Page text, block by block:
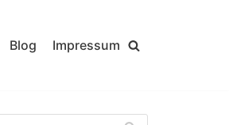
Blog Impressum